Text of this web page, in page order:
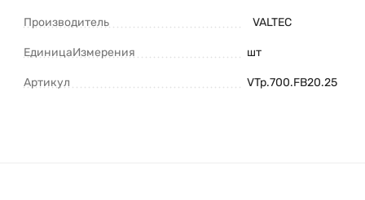
Производитель VALTEC
ЕдиницаИзмерения шт
Артикул VTp.700.FB20.25